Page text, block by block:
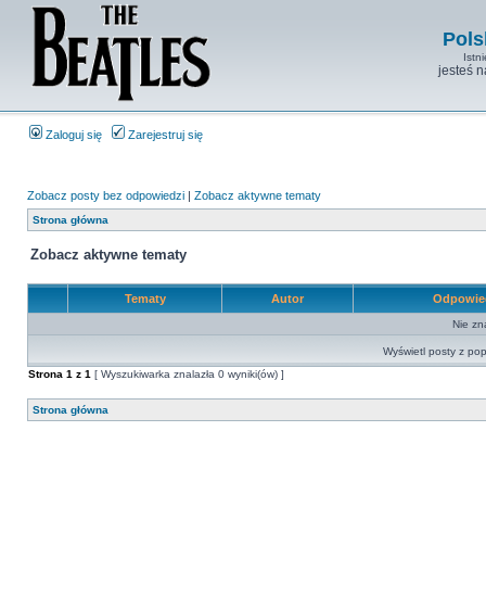
jesteś
Zaloguj się Zarejestruj się
Zobacz posty bez odpowiedzi | Zobacz aktywne tematy
Strona główna
Zobacz aktywne tematy
Tematy Autor
Nie
Wyświetl posty z
Strona 1 z 1 [ Wyszukiwarka znalazła 0 wyniki(ów) ]
Strona główna